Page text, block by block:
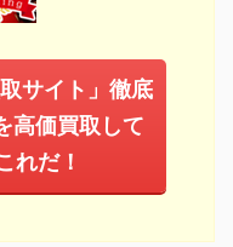
サイト」徹底
高価買取して
れだ！